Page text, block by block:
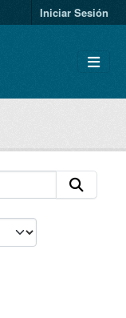
Iniciar Sesión